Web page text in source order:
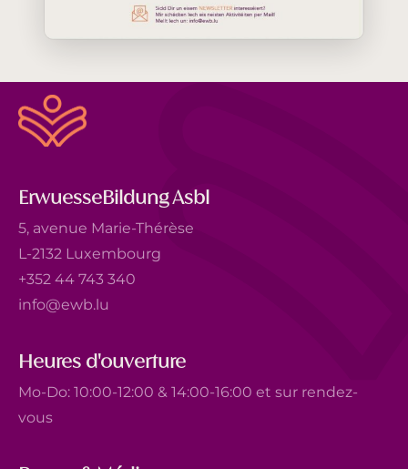
ErwuesseBildung Asbl
5, avenue Marie-Thérèse
L-2132 Luxembourg
+352 44 743 340
info@ewb.lu
Heures d'ouverture
Mo-Do: 10:00-12:00 & 14:00-16:00 et sur rendez-
vous